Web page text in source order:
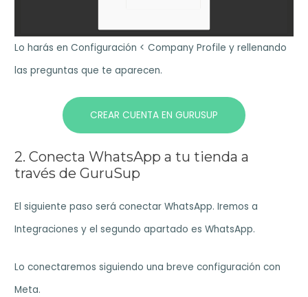
Lo harás en Configuración < Company Profile y rellenando
las preguntas que te aparecen.
CREAR CUENTA EN GURUSUP
2. Conecta WhatsApp a tu tienda a
través de GuruSup
El siguiente paso será conectar WhatsApp. Iremos a
Integraciones y el segundo apartado es WhatsApp.
Lo conectaremos siguiendo una breve configuración con
Meta.